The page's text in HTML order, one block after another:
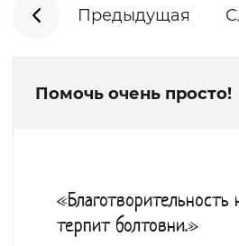
Предыдущая
Помочь очень просто!
«Благотворительность
терпит болтовни.»